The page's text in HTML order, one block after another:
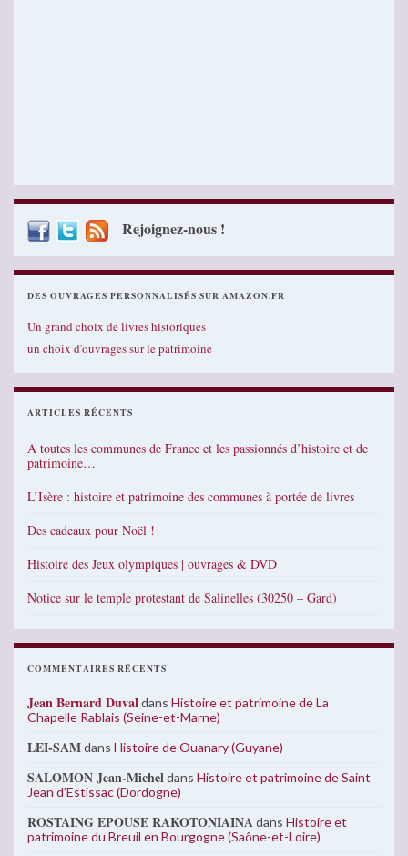
Rejoignez-nous !
DES OUVRAGES PERSONNALISÉS SUR AMAZON.FR
Un grand choix de livres historiques
un choix d'ouvrages sur le patrimoine
ARTICLES RÉCENTS
A toutes les communes de France et les passionnés d’histoire et de
patrimoine…
L’Isère : histoire et patrimoine des communes à portée de livres
Des cadeaux pour Noël !
Histoire des Jeux olympiques | ouvrages & DVD
Notice sur le temple protestant de Salinelles (30250 – Gard)
COMMENTAIRES RÉCENTS
Jean Bernard Duvaldans Histoire et patrimoine de La
Chapelle Rablais (Seine-et-Marne)
LEI-SAMdans Histoire de Ouanary (Guyane)
SALOMON Jean-Micheldans Histoire et patrimoine de Saint
Jean d’Estissac (Dordogne)
ROSTAING EPOUSE RAKOTONIAINAdans Histoire et
patrimoine du Breuil en Bourgogne (Saône-et-Loire)